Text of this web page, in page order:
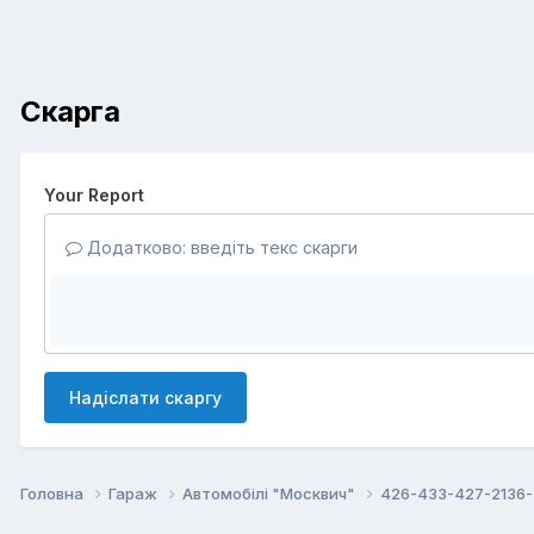
Скарга
Your Report
Додатково: введіть текс скарги
Надіслати скаргу
Головна Гараж Автомобілі "Москвич" 426-433-427-2136-